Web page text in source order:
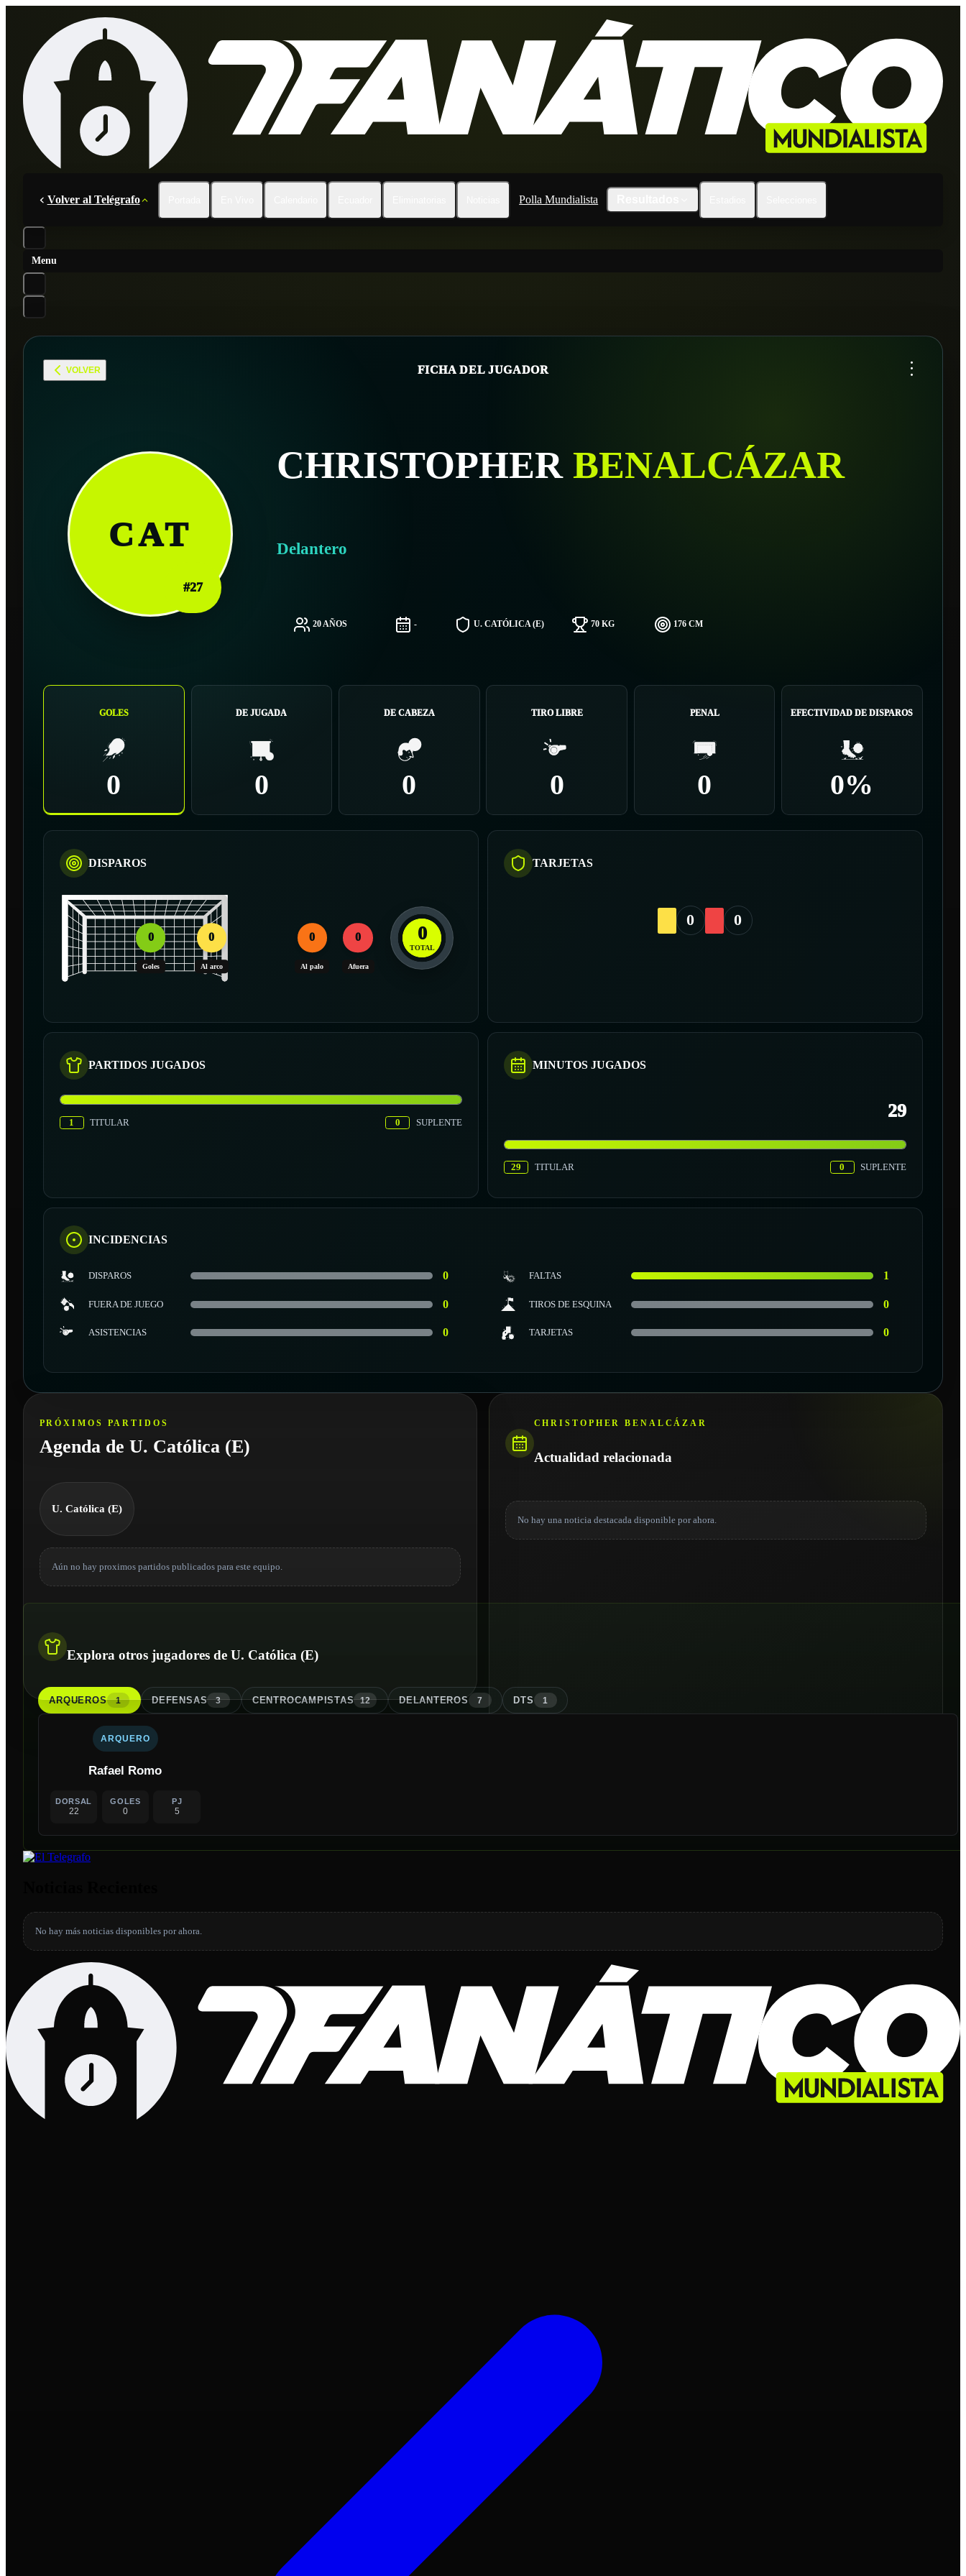
Volver al Telégrafo Polla Mundialista
Menu
VOLVER FICHA DEL JUGADOR ...
CAT
#27
CHRISTOPHER BENALCÁZAR
Delantero
20 AÑOS - U. CATÓLICA (E) 70 KG 176 CM
GOLES
0
DE JUGADA
0
DE CABEZA
0
TIRO LIBRE
0
PENAL
0
EFECTIVIDAD DE DISPAROS
0%
DISPAROS
0
Goles
0
Al arco
0
Al palo
0
Afuera
0
TOTAL
TARJETAS
0 0
PARTIDOS JUGADOS
1 TITULAR 0 SUPLENTE
MINUTOS JUGADOS
29
29 TITULAR 0 SUPLENTE
INCIDENCIAS
DISPAROS 0 FALTAS 1
FUERA DE JUEGO 0 TIROS DE ESQUINA 0
ASISTENCIAS 0 TARJETAS 0
PRÓXIMOS PARTIDOS
Agenda de U. Católica (E)
U. Católica (E)
Aún no hay proximos partidos publicados para este equipo.
CHRISTOPHER BENALCÁZAR
Actualidad relacionada
No hay una noticia destacada disponible por ahora.
Explora otros jugadores de U. Católica (E)
ARQUEROS 1 DEFENSAS 3 CENTROCAMPISTAS 12 DELANTEROS 7 DTS 1
ARQUERO
Rafael Romo
DORSAL
22
GOLES
0
PJ
5
No hay más noticias disponibles por ahora.